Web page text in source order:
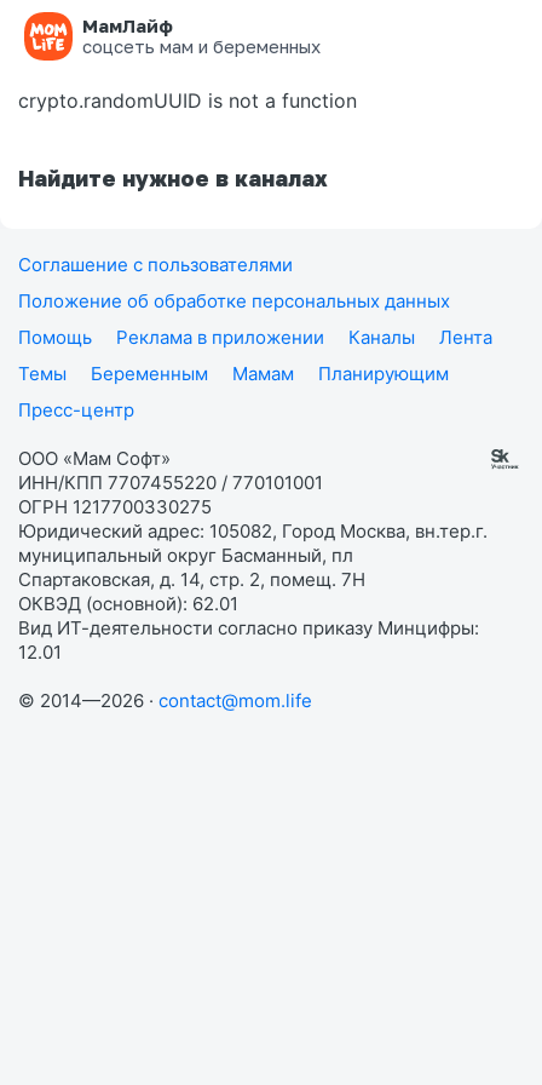
МамЛайф
соцсеть мам и беременных
Ошибка на странице
crypto.randomUUID is not a function
Найдите нужное в каналах
Соглашение с пользователями
Положение об обработке персональных данных
Помощь
Реклама в приложении Каналы
Лента
Темы
Беременным Мамам
Планирующим
Пресс-центр
ООО «Мам Софт»
ИНН/КПП 7707455220 / 770101001
ОГРН 1217700330275
Юридический адрес: 105082, Город Москва, вн.тер.г.
муниципальный округ Басманный, пл
Спартаковская, д. 14, стр. 2, помещ. 7Н
ОКВЭД (основной): 62.01
Вид ИТ-деятельности согласно приказу Минцифры:
12.01
© 2014—2026 · contact@mom.life